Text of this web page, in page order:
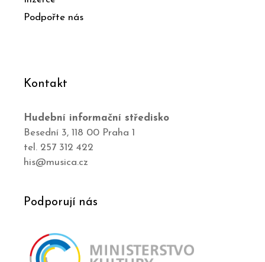
Podpořte nás
Kontakt
Hudební informační středisko
Besední 3, 118 00 Praha 1
tel. 257 312 422
his@musica.cz
Podporují nás